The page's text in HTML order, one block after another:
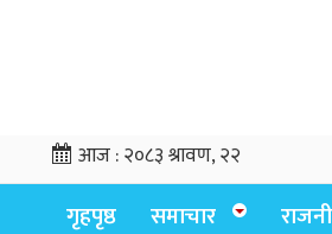
आज :२०८३ श्रावण, २२
गृहपृष्ठ समाचार